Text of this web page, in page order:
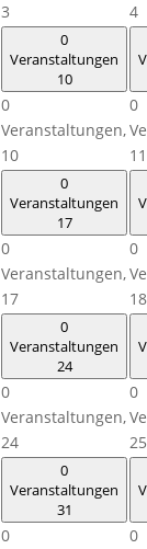
3
4
0
Veranstaltungen
10
0
Veranstaltungen,
10
0
11
0
Veranstaltungen
17
0
Veranstaltungen,
17
0
18
0
Veranstaltungen
24
0
Veranstaltungen,
24
0
25
0
Veranstaltungen
31
0
0